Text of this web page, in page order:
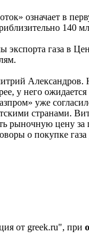
означает в
140
экспорта газа в
у него
уже
странами.
рыночную цену
о покупке
от greek.ru", при